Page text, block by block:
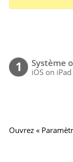
1 Système
iOS on iPad
Ouvrez «